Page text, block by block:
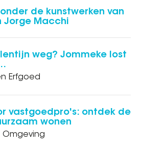
de kunstwerken van
Jorge Macchi
weg? Jommeke lost
Erfgoed
vastgoedpro's: ontdek de
wonen
Omgeving